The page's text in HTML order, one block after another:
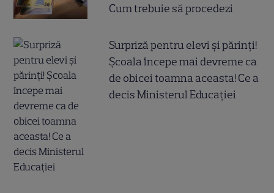
Cum trebuie să procedezi
Surpriză pentru elevi și părinți!
Școala începe mai devreme ca
de obicei toamna aceasta! Ce a
decis Ministerul Educației